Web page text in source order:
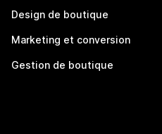
Design de boutique
Marketing et conversion
Gestion de boutique